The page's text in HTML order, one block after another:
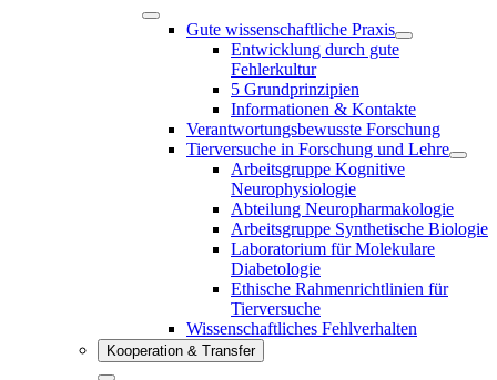
Gute wissenschaftliche Praxis
Entwicklung durch gute
Fehlerkultur
5 Grundprinzipien
Informationen & Kontakte
Verantwortungsbewusste Forschung
Tierversuche in Forschung und Lehre
Arbeitsgruppe Kognitive
Neurophysiologie
Abteilung Neuropharmakologie
Arbeitsgruppe Synthetische Biologie
Laboratorium für Molekulare
Diabetologie
Ethische Rahmenrichtlinien für
Tierversuche
Wissenschaftliches Fehlverhalten
Kooperation & Transfer